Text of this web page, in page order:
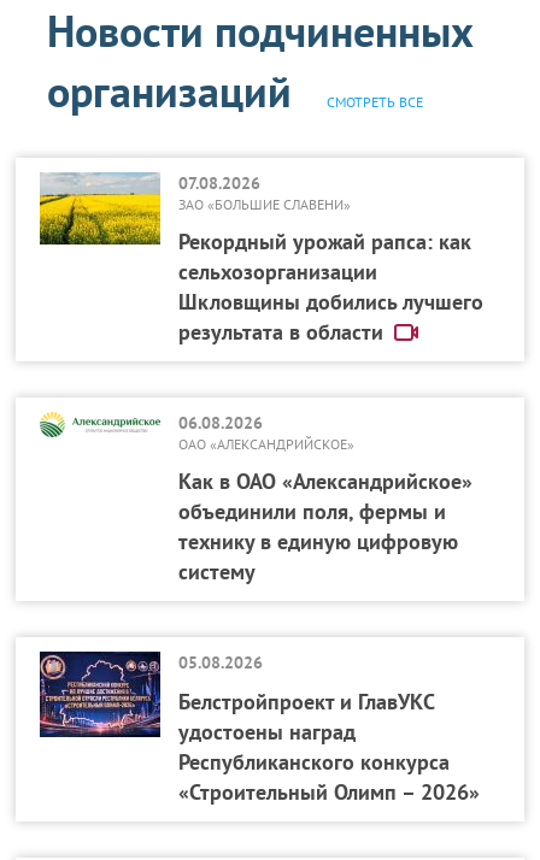
Новости подчиненных
организаций
СМОТРЕТЬ ВСЕ
07.08.2026
ЗАО «БОЛЬШИЕ СЛАВЕНИ»
Рекордный урожай рапса: как
сельхозорганизации
Шкловщины добились лучшего
результата в области
06.08.2026
ОАО «АЛЕКСАНДРИЙСКОЕ»
Как в ОАО «Александрийское»
объединили поля, фермы и
технику в единую цифровую
систему
05.08.2026
Белстройпроект и ГлавУКС
удостоены наград
Республиканского конкурса
«Строительный Олимп – 2026»